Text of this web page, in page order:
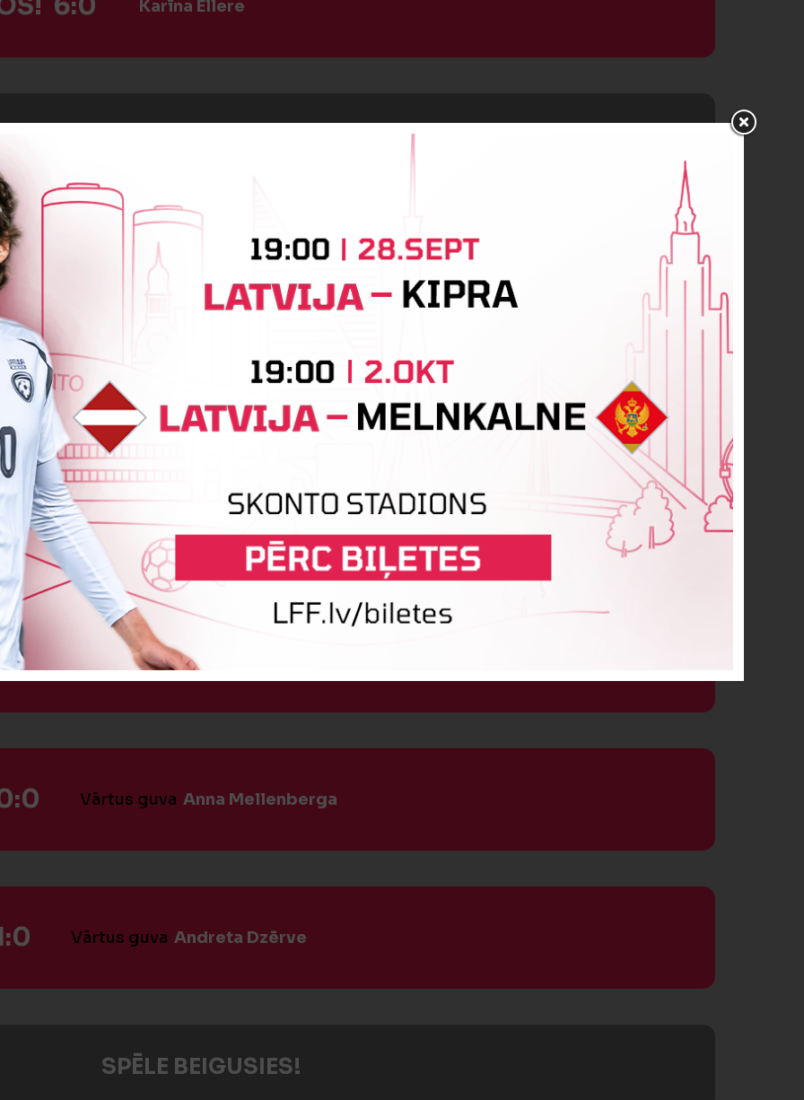
Karīna Ellere
OTRĀ PUSLAIKA SĀKUMS
Vārtus guva Marta Akmene-Zvana
Vārtus guvaKeita Daņiļeviča
Vārtus guvaMarta Akmene-Zvana
Vārtus guva Anna Mellenberga
Vārtus guva Andreta Dzērve
SPĒLE BEIGUSIES!